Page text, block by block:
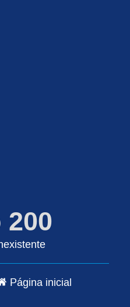
200
Página inicial